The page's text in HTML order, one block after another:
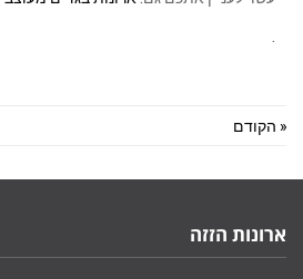
.
« הקודם
ארונות הזזה